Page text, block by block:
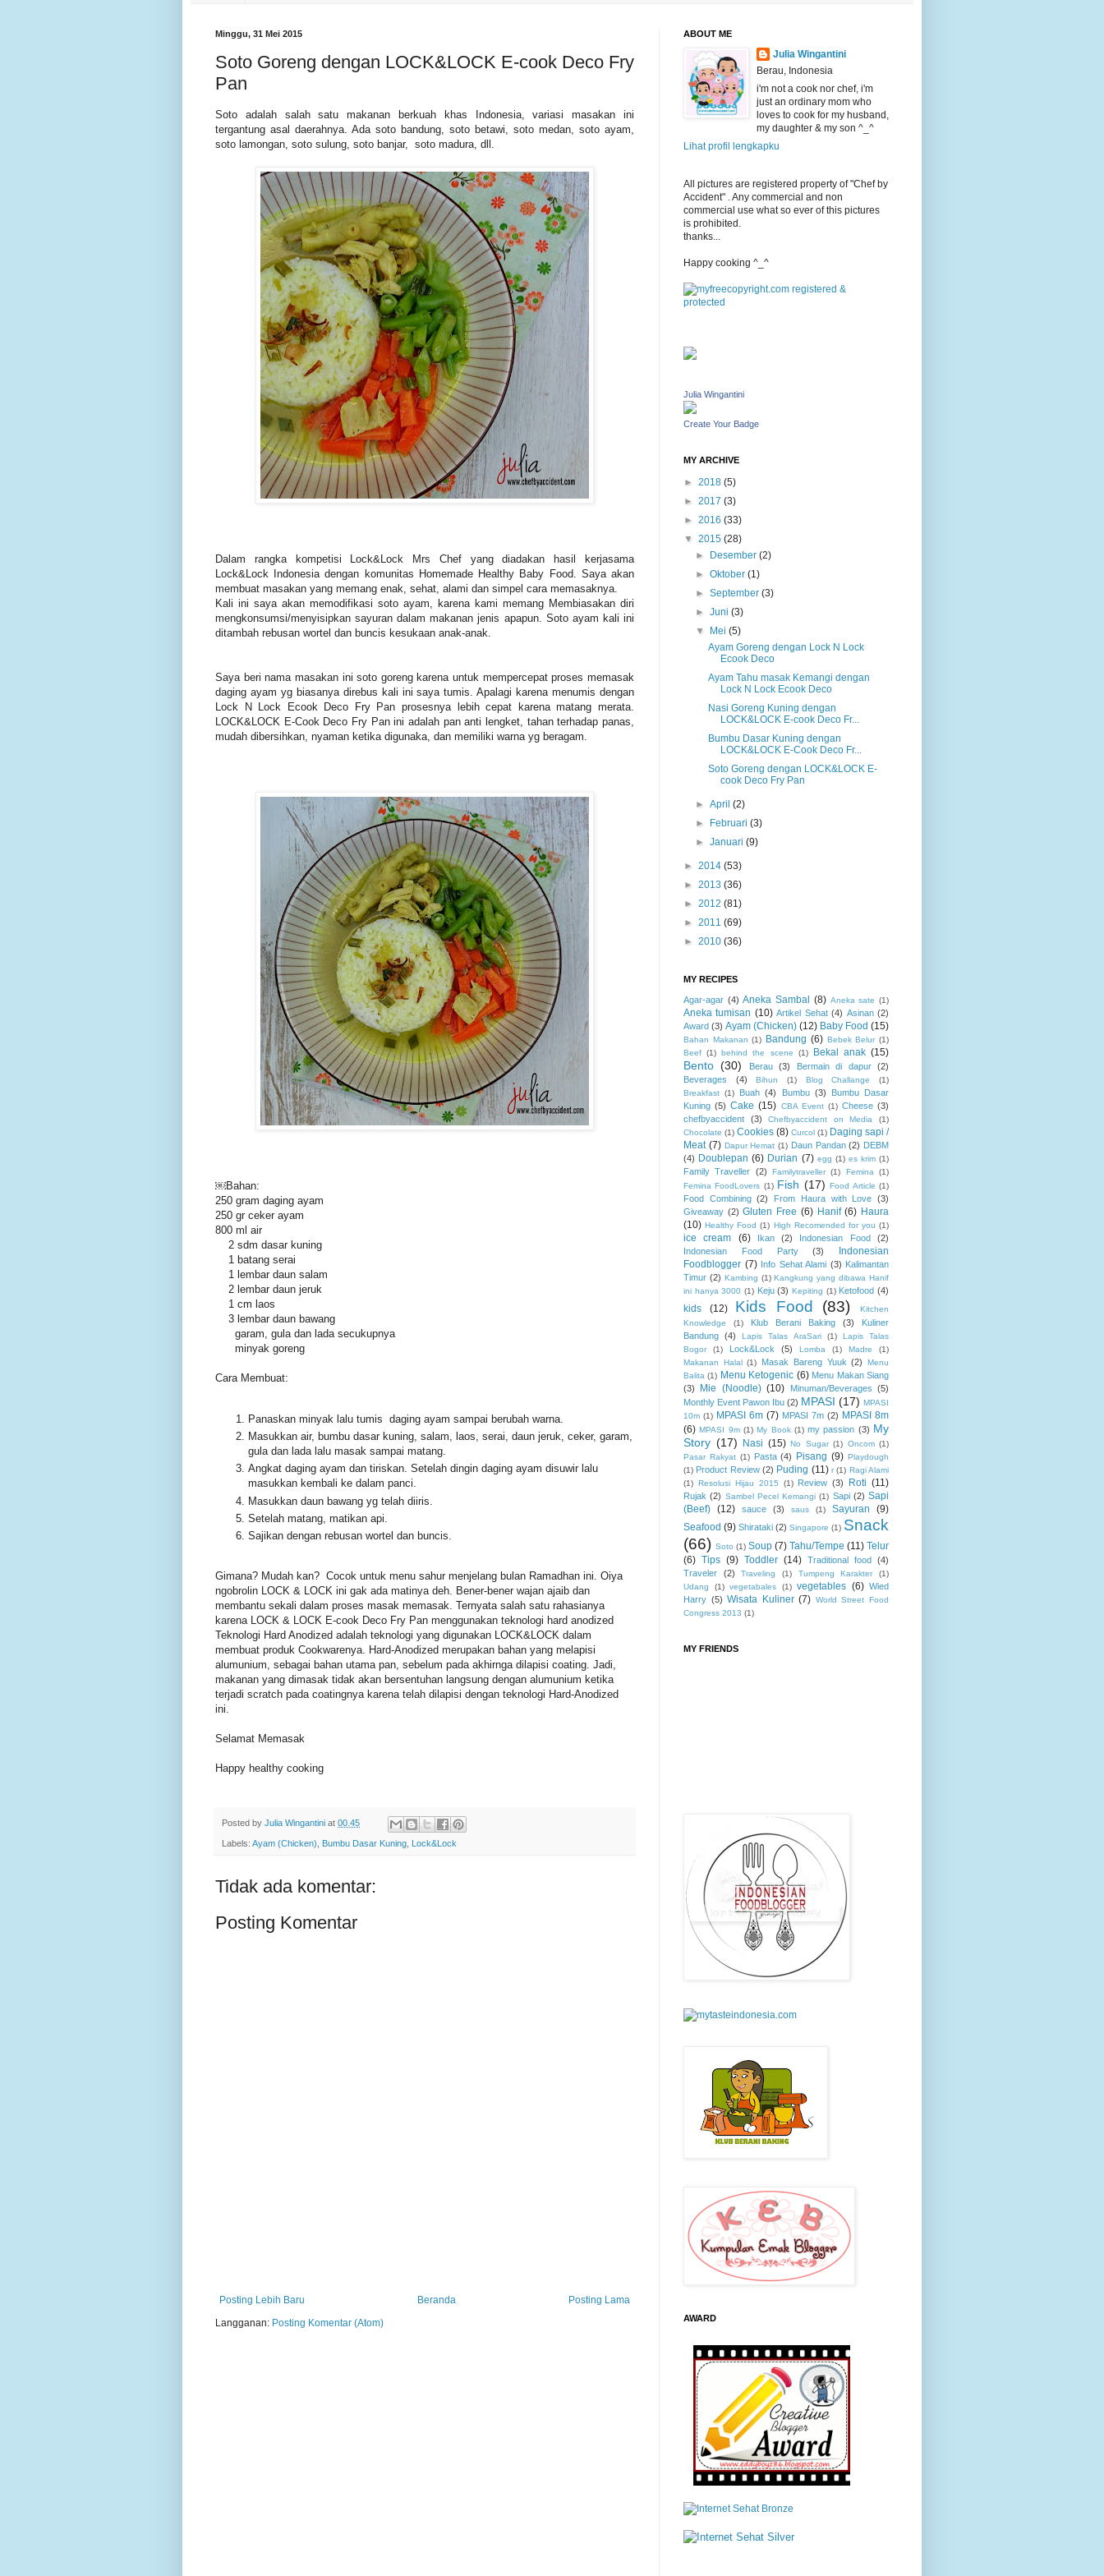
Minggu, 31 Mei 2015
Soto Goreng dengan LOCK&LOCK E-cook Deco Fry
Pan
Soto adalah salah satu makanan berkuah khas Indonesia, variasi masakan ini
tergantung asal daerahnya. Ada soto bandung, soto betawi, soto medan, soto ayam,
soto lamongan, soto sulung, soto banjar, soto madura, dll.
Dalam rangka kompetisi Lock&Lock Mrs Chef yang diadakan hasil kerjasama
Lock&Lock Indonesia dengan komunitas Homemade Healthy Baby Food. Saya akan
membuat masakan yang memang enak, sehat, alami dan simpel cara memasaknya.
Kali ini saya akan memodifikasi soto ayam, karena kami memang Membiasakan diri
mengkonsumsi/menyisipkan sayuran dalam makanan jenis apapun. Soto ayam kali ini
ditambah rebusan wortel dan buncis kesukaan anak-anak.
Saya beri nama masakan ini soto goreng karena untuk mempercepat proses memasak
daging ayam yg biasanya direbus kali ini saya tumis. Apalagi karena menumis dengan
Lock N Lock Ecook Deco Fry Pan prosesnya lebih cepat karena matang merata.
LOCK&LOCK E-Cook Deco Fry Pan ini adalah pan anti lengket, tahan terhadap panas,
mudah dibersihkan, nyaman ketika digunaka, dan memiliki warna yg beragam.
￼Bahan:
250 gram daging ayam
250 gr ceker ayam
800 ml air
2 sdm dasar kuning
1 batang serai
1 lembar daun salam
2 lembar daun jeruk
1 cm laos
3 lembar daun bawang
garam, gula dan lada secukupnya
minyak goreng
Cara Membuat:
Panaskan minyak lalu tumis daging ayam sampai berubah warna.
Masukkan air, bumbu dasar kuning, salam, laos, serai, daun jeruk, ceker, garam,
gula dan lada lalu masak sampai matang.
Angkat daging ayam dan tiriskan. Setelah dingin daging ayam disuwir lalu
masukkan kembali ke dalam panci.
Masukkan daun bawang yg telah diiris.
Setelah matang, matikan api.
Sajikan dengan rebusan wortel dan buncis.
Gimana? Mudah kan? Cocok untuk menu sahur menjelang bulan Ramadhan ini. Oiya
ngobrolin LOCK & LOCK ini gak ada matinya deh. Bener-bener wajan ajaib dan
membantu sekali dalam proses masak memasak. Ternyata salah satu rahasianya
karena LOCK & LOCK E-cook Deco Fry Pan menggunakan teknologi hard anodized
Teknologi Hard Anodized adalah teknologi yang digunakan LOCK&LOCK dalam
membuat produk Cookwarenya. Hard-Anodized merupakan bahan yang melapisi
alumunium, sebagai bahan utama pan, sebelum pada akhirnga dilapisi coating. Jadi,
makanan yang dimasak tidak akan bersentuhan langsung dengan alumunium ketika
terjadi scratch pada coatingnya karena telah dilapisi dengan teknologi Hard-Anodized
ini.
Selamat Memasak
Happy healthy cooking
Posted by Julia Wingantini at 00.45
Labels: Ayam (Chicken) Bumbu Dasar Kuning Lock&Lock
Tidak ada komentar:
Posting Komentar
Posting Lebih Baru Posting Lama
Beranda
Langganan: Posting Komentar (Atom)
ABOUT ME
Julia Wingantini
Berau, Indonesia
i'm not a cook nor chef, i'm
just an ordinary mom who
loves to cook for my husband,
my daughter & my son ^_^
Lihat profil lengkapku
All pictures are registered property of "Chef by
Accident" . Any commercial and non
commercial use what so ever of this pictures
is prohibited.
thanks...
Happy cooking ^_^
Julia Wingantini
Create Your Badge
MY ARCHIVE
► 2018 (5)
► 2017 (3)
► 2016 (33)
▼ 2015 (28)
► Desember(2)
►Oktober(1)
►September(3)
►Juni(3)
▼ Mei(5)
Ayam Goreng dengan Lock N Lock
Ecook Deco
Ayam Tahu masak Kemangi dengan
Lock N Lock Ecook Deco
Nasi Goreng Kuning dengan
LOCK&LOCK E-cook Deco Fr...
Bumbu Dasar Kuning dengan
LOCK&LOCK E-Cook Deco Fr...
Soto Goreng dengan LOCK&LOCK E-
cook Deco Fry Pan
►April(2)
► Februari(3)
►Januari(9)
► 2014 (53)
► 2013 (36)
► 2012 (81)
► 2011 (69)
► 2010 (36)
MY RECIPES
Agar-agar (4) Aneka Sambal (8) Aneka sate (1)
Aneka tumisan (10) Artikel Sehat (4) Asinan (2)
Award (3) Ayam (Chicken) (12) Baby Food (15)
Bahan Makanan (1) Bandung (6) Bebek Belur (1)
Beef (1) behind the scene (1) Bekal anak (15)
Bento (30) Berau (3) Bermain di dapur
(2)
Beverages
(4) Bihun (1) Blog Challange
(1)
Breakfast (1) Buah (4) Bumbu (3)
Bumbu Dasar
Kuning (5) Cake (15) CBA Event (1) Cheese (3)
chefbyaccident
(3) Chefbyaccident on Media
(1)
Chocolate (1) Cookies (8) Curcol (1) Daging sapi /
Meat (7) Dapur Hemat (1) Daun Pandan (2) DEBM
(4) Doublepan (6) Durian (7) egg (1) es krim (1)
Family Traveller (2) Familytraveller (1) Femina
(1)
Femina FoodLovers (1) Fish (17) Food Article (1)
Food Combining (2) From Haura with Love (3)
Giveaway (2) Gluten Free (6) Hanif (6) Haura
(10) Healthy Food (1) High Recomended for you (1)
ice cream (6) Ikan (2) Indonesian Food
(2)
Indonesian Food Party
(3)
Indonesian
Foodblogger (7) Info Sehat Alami (3) Kalimantan
Timur (2) Kambing (1) Kangkung yang dibawa Hanif
ini hanya 3000 (1) Keju (3) Kepiting (1) Ketofood (4)
kids (12) Kids Food (83)
Kitchen
Knowledge
(1) Klub Berani Baking (3)
Kuliner
Bandung (4) Lapis Talas AraSari (1)
Lapis Talas
Bogor
(1) Lock&Lock (5) Lomba (1) Madre
(1)
Makanan Halal (1) Masak Bareng Yuuk (2)
Menu
Balita (1) Menu Ketogenic (6) Menu Makan Siang
(3)
Mie (Noodle) (10) Minuman/Beverages (5)
Monthly Event Pawon Ibu (2) MPASI (17) MPASI
10m (1) MPASI 6m (7) MPASI 7m (2) MPASI 8m
(6) MPASI 9m (1) My Book (1) my passion (3) My
Story (17) Nasi (15) No Sugar (1) Oncom (1)
Pasar Rakyat (1) Pasta (4) Pisang (9) Playdough
(1) Product Review (2) Puding (11) r (1) Ragi Alami
(1) Resolusi Hijau 2015 (1) Review (3) Roti (11)
Rujak (2) Sambel Pecel Kemangi (1) Sapi (2) Sapi
(Beef) (12) sauce (3) saus (1) Sayuran
(9)
Seafood (9) Shirataki (2) Singapore (1) Snack
(66) Soto (1) Soup (7) Tahu/Tempe (11) Telur
(6) Tips (9) Toddler (14) Traditional food (4)
Traveler
(2) Traveling (1) Tumpeng Karakter
(1)
Udang
(1) vegetabales (1) vegetables (6) Wied
Harry (5) Wisata Kuliner (7) World Street Food
Congress 2013 (1)
MY FRIENDS
AWARD